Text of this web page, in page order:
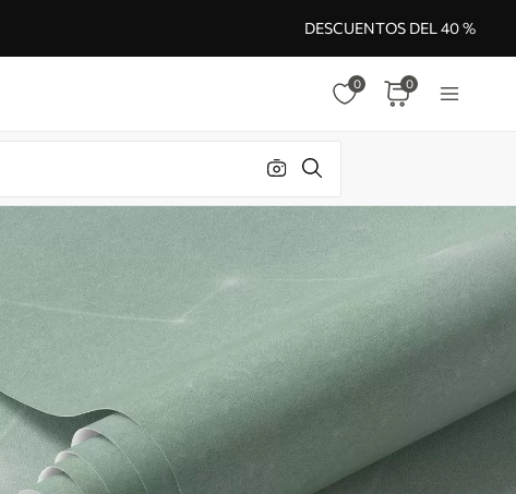
DESCUENTOS DEL 40 %
0 0